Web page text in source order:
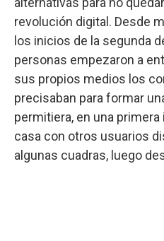
revolución digital. Desde
los inicios de la segunda
personas empezaron a
sus propios medios los
precisaban para formar
permitiera, en una
casa con otros usuarios
algunas cuadras, luego